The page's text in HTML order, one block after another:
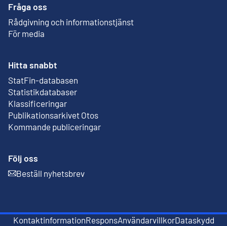
Fråga oss
Rådgivning och informationstjänst
För media
Hitta snabbt
StatFin-databasen
Extern länk
Statistikdatabaser
Klassificeringar
Publikationsarkivet Otos
Extern länk
Kommande publiceringar
Följ oss
Beställ nyhetsbrev
Extern länk
KontaktinformationResponsAnvändarvillkorDataskydd